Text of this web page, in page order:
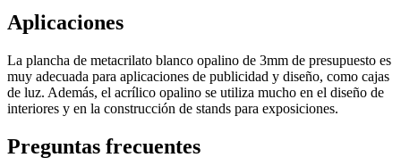
Aplicaciones
La plancha de metacrilato blanco opalino de 3mm de presupuesto es
muy adecuada para aplicaciones de publicidad y diseño, como cajas
de luz. Además, el acrílico opalino se utiliza mucho en el diseño de
interiores y en la construcción de stands para exposiciones.
Preguntas frecuentes